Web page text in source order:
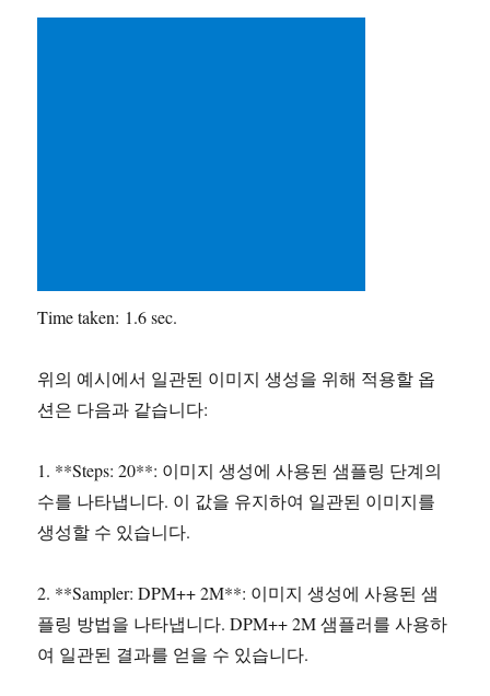
Time taken: 1.6 sec.
위의 예시에서 일관된 이미지 생성을 위해 적용할 옵
션은 다음과 같습니다:
1. **Steps: 20**: 이미지 생성에 사용된 샘플링 단계의
수를 나타냅니다. 이 값을 유지하여 일관된 이미지를
생성할 수 있습니다.
2. **Sampler: DPM++ 2M**: 이미지 생성에 사용된 샘
플링 방법을 나타냅니다. DPM++ 2M 샘플러를 사용하
여 일관된 결과를 얻을 수 있습니다.